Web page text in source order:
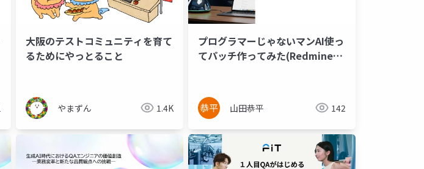
大阪のテストコミュニティを育て
るためにやっとること
やまずん 1.4K
プログラマーじゃないマンAI使っ
てパッチ作ってみた(Redmine
山田恭平 142